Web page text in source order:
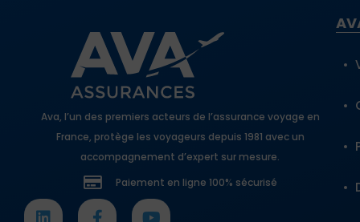
Ava, l’un des premiers acteurs de l’assurance voyage en
France, protège les voyageurs depuis 1981 avec un
accompagnement d’expert sur mesure.
Paiement en ligne 100% sécurisé